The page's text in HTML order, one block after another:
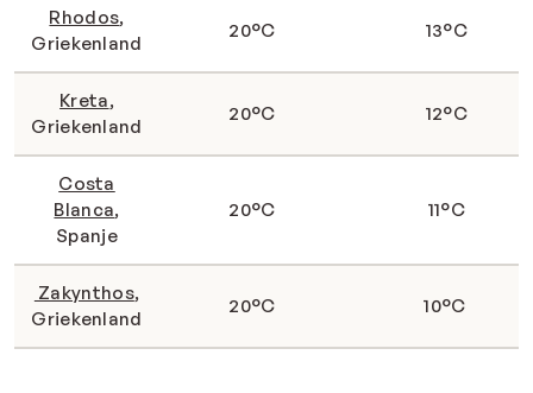
Rhodos,
Griekenland
20°C 13°C
Kreta,
Griekenland
20°C 12°C
Costa
Blanca,
Spanje
20°C 11°C
Zakynthos,
Griekenland
20°C 10°C